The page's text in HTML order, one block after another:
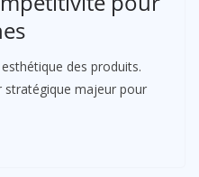
des produits.
stratégique majeur pour